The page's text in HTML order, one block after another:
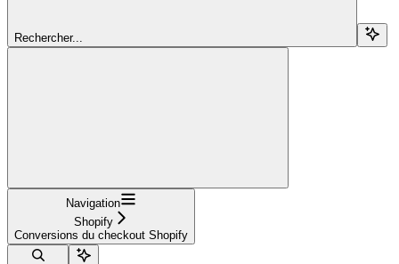
Rechercher...
Navigation
Shopify
Conversions du checkout Shopify